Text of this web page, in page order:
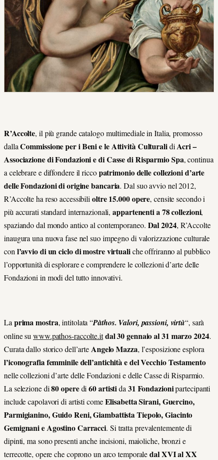
R’Accolte, il più grande catalogo multimediale in Italia, promosso
dallaCommissione per i Beni e le Attività Culturalidi Acri –
Associazione di Fondazioni e di Casse di Risparmio Spa, continua
a celebrare e diffondere il riccopatrimonio delle collezioni d’arte
delle Fondazioni di origine bancaria. Dal suo avvio nel 2012,
R’Accolte ha reso accessibili oltre 15.000 opere, censite secondo i
più accurati standard internazionali,appartenenti a 78 collezioni,
spaziando dal mondo antico al contemporaneo. Dal 2024, R’Accolte
inaugura una nuova fase nel suo impegno di valorizzazione culturale
con l’avvio di un ciclo di mostre virtualiche offriranno al pubblico
l’opportunità di esplorare e comprendere le collezioni d’arte delle
Fondazioni in modi del tutto innovativi.
Laprima mostra, intitolata “Pàthos. Valori, passioni, virtù“, sarà
online suwww.pathos-raccolte.itdal 30 gennaio al 31 marzo 2024.
Curata dallo storico dell’arteAngelo Mazza, l’esposizione esplora
l’iconografia femminile dell’antichità e del Vecchio Testamento
nelle collezioni d’arte delle Fondazioni e delle Casse di Risparmio.
La selezione di80 operedi60 artistida31 Fondazionipartecipanti
include capolavori di artisti comeElisabetta Sirani, Guercino,
Parmigianino, Guido Reni, Giambattista Tiepolo, Giacinto
Gemignani e Agostino Carracci. Si tratta prevalentemente di
dipinti, ma sono presenti anche incisioni, maioliche, bronzi e
terrecotte, opere che coprono un arco temporaledal XVI al XX